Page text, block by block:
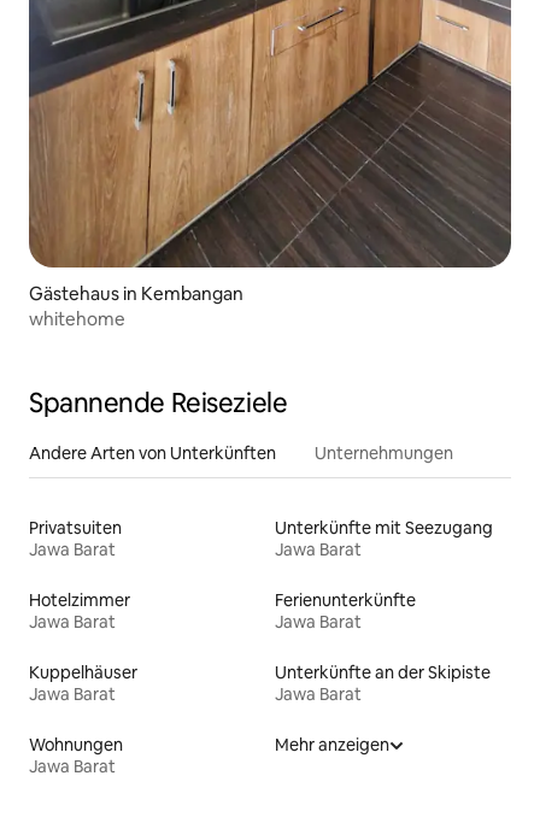
Gästehaus in Kembangan
whitehome
Spannende Reiseziele
Andere Arten von Unterkünften Unternehmungen
Privatsuiten
Jawa Barat
Unterkünfte mit Seezugang
Jawa Barat
Hotelzimmer
Jawa Barat
Ferienunterkünfte
Jawa Barat
Kuppelhäuser
Jawa Barat
Unterkünfte an der Skipiste
Jawa Barat
Wohnungen
Jawa Barat
Mehr anzeigen